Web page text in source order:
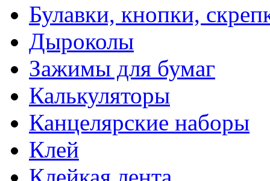
Булавки, кнопки,
Дыроколы
Зажимы для бумаг
Калькуляторы
Канцелярские наборы
Клей